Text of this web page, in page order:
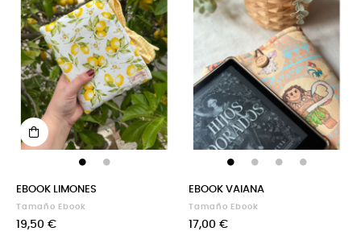
EBOOK LIMONES
Tamaño Ebook
Precio
19,50 €
EBOOK VAIANA
Tamaño Ebook
Precio
17,00 €